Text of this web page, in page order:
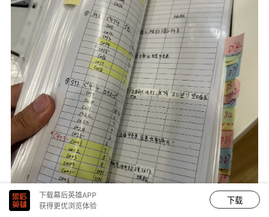
下载幕后英雄APP
获得更优浏览体验
下载